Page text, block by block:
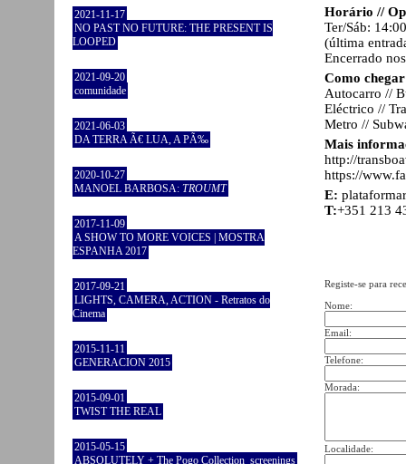
2021-11-17
NO PAST NO FUTURE: THE PRESENT IS
LOOPED
2021-09-20
comunidade
2021-06-03
DA TERRA Ã€ LUA, A PÃ‰
2020-10-27
MANOEL BARBOSA: TROUMT
2017-11-09
A SHOW TO MORE VOICES | MOSTRA
ESPANHA 2017
2017-09-21
LIGHTS, CAMERA, ACTION - Retratos do
Cinema
2015-11-11
GENERACION 2015
2015-09-01
TWIST THE REAL
2015-05-15
ABSOLUTELY + The Pogo Collection_screenings
Horário //
Ter/Sáb:
(última
Encerrado
Como
Autocarro //
Eléctrico //
Metro //
Mais
http://
https://
E:
T:+351 213
Registe-se para
Nome:
Email:
Telefone:
Morada:
Localidade: